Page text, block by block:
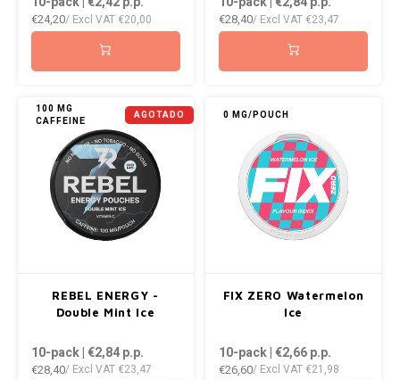
€24,20/ Excl VAT €20,00 €28,40/ Excl VAT €23,47
100 MG
CAFFEINE
AGOTADO
REBEL ENERGY -
Double Mint Ice
10-pack | €2,84p.p.
€28,40/ Excl VAT €23,47
0 MG/POUCH
FIX ZERO Watermelon
Ice
10-pack | €2,66p.p.
€26,60/ Excl VAT €21,98